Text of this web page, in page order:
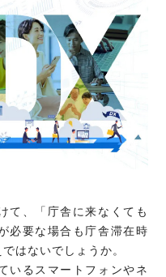
て、「庁舎に来なくても
必要な場合も庁舎滞在時
はないでしょうか。
いるスマートフォンやネ